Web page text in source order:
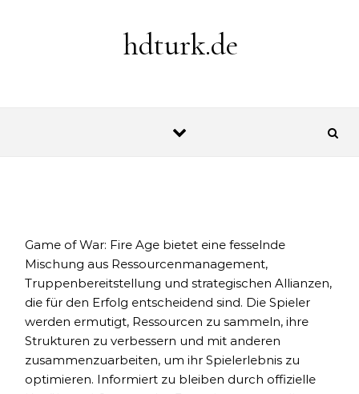
hdturk.de
Game of War: Fire Age bietet eine fesselnde
Mischung aus Ressourcenmanagement,
Truppenbereitstellung und strategischen Allianzen,
die für den Erfolg entscheidend sind. Die Spieler
werden ermutigt, Ressourcen zu sammeln, ihre
Strukturen zu verbessern und mit anderen
zusammenzuarbeiten, um ihr Spielerlebnis zu
optimieren. Informiert zu bleiben durch offizielle